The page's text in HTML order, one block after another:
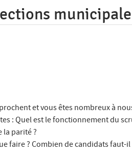
et vous êtes nombreux à
: Quel est le fonctionnement du
la parité ?
faire ? Combien de candidats faut-